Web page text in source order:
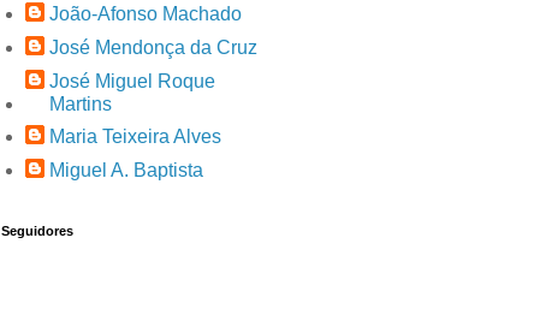
João-Afonso Machado
José Mendonça da Cruz
José Miguel Roque
Martins
Maria Teixeira Alves
Miguel A. Baptista
Seguidores